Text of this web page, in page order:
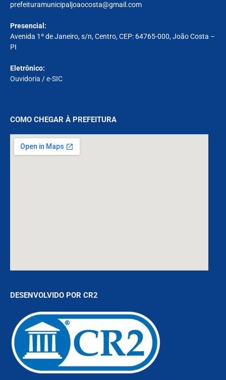
prefeituramunicipaljoaocosta@gmail.com
Presencial:
Avenida 1º de Janeiro, s/n, Centro, CEP: 64765-000, João Costa –
PI
Eletrônico:
Ouvidoria /e-SIC
COMO CHEGAR À PREFEITURA
DESENVOLVIDO POR CR2